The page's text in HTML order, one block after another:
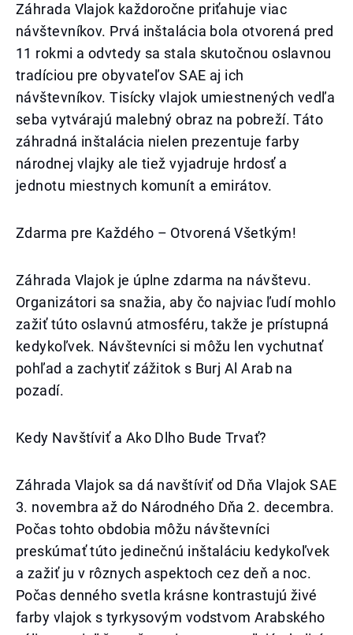
Záhrada Vlajok každoročne priťahuje viac
návštevníkov. Prvá inštalácia bola otvorená pred
11 rokmi a odvtedy sa stala skutočnou oslavnou
tradíciou pre obyvateľov SAE aj ich
návštevníkov. Tisícky vlajok umiestnených vedľa
seba vytvárajú malebný obraz na pobreží. Táto
záhradná inštalácia nielen prezentuje farby
národnej vlajky ale tiež vyjadruje hrdosť a
jednotu miestnych komunít a emirátov.
Zdarma pre Každého – Otvorená Všetkým!
Záhrada Vlajok je úplne zdarma na návštevu.
Organizátori sa snažia, aby čo najviac ľudí mohlo
zažiť túto oslavnú atmosféru, takže je prístupná
kedykoľvek. Návštevníci si môžu len vychutnať
pohľad a zachytiť zážitok s Burj Al Arab na
pozadí.
Kedy Navštíviť a Ako Dlho Bude Trvať?
Záhrada Vlajok sa dá navštíviť od Dňa Vlajok SAE
3. novembra až do Národného Dňa 2. decembra.
Počas tohto obdobia môžu návštevníci
preskúmať túto jedinečnú inštaláciu kedykoľvek
a zažiť ju v rôznych aspektoch cez deň a noc.
Počas denného svetla krásne kontrastujú živé
farby vlajok s tyrkysovým vodstvom Arabského